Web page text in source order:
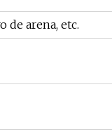
de arena, etc.